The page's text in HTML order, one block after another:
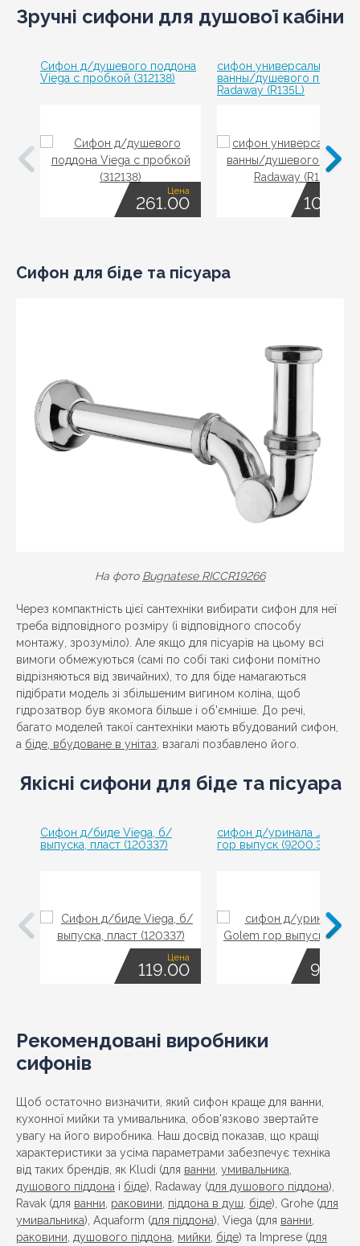
Зручні сифони для душової кабіни
Сифон д/душевого поддона
Viega с пробкой (312138)
Цена
261.00
сифон универсальный для
ванны/душевого поддона
Radaway (R135L)
Сифон для біде та пісуара
На фото Bugnatese RICCR19266
Через компактність цієї сантехніки вибирати сифон для неї
треба відповідного розміру (і відповідного способу
монтажу, зрозуміло). Але якщо для пісуарів на цьому всі
вимоги обмежуються (самі по собі такі сифони помітно
відрізняються від звичайних), то для біде намагаються
підібрати модель зі збільшеним вигином коліна, щоб
гідрозатвор був якомога більше і об'ємніше. До речі,
багато моделей такої сантехніки мають вбудований сифон,
а біде, вбудоване в унітаз , взагалі позбавлено його.
Якісні сифони для біде та пісуара
Сифон д/биде Viega, б/
выпуска, пласт (120337)
Цена
119.00
сифон д/уринала Jika
гор выпуск (9200.3)
Рекомендовані виробники
сифонів
Щоб остаточно визначити, який сифон краще для ванни,
кухонної мийки та умивальника, обов'язково звертайте
увагу на його виробника. Наш досвід показав, що кращі
характеристики за усіма параметрами забезпечує техніка
від таких брендів, як Kludi (для ванни умивальника
душового піддона і біде), Radaway (для душового піддона),
Ravak (для ванни раковини піддона в душ біде), Grohe (для
умивальника), Aquaform (для піддона), Viega (для ванни
раковини душового піддона мийки біде) та Imprese (для